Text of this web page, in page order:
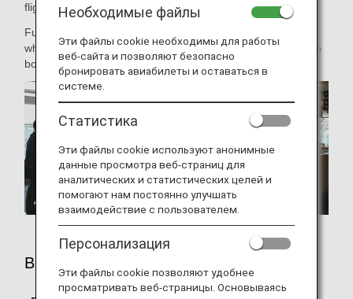
flights.
Furthermore, we will resume our Priority Boarding Service
which was temporarily suspended, and invite passengers to
board the aircraft in the order shown below.
Boarding Order
Необходимые файлы
Эти файлы cookie необходимы для работы
веб-сайта и позволяют безопасно
бронировать авиабилеты и оставаться в
системе.
Статистика
Эти файлы cookie используют анонимные
данные просмотра веб-страниц для
аналитических и статистических целей и
помогают нам постоянно улучшать
взаимодействие с пользователем.
Персонализация
Эти файлы cookie позволяют удобнее
просматривать веб-страницы. Основываясь